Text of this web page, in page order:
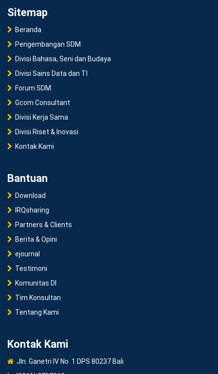
Sitemap
Beranda
Pengembangan SDM
Divisi Bahasa, Seni dan Budaya
Divisi Sains Data dan TI
Forum SDM
Gcom Consultant
Divisi Kerja Sama
Divisi Riset & Inovasi
Kontak Kami
Bantuan
Download
IRQsharing
Partners & Clients
Berita & Opini
ejournal
Testimoni
Komunitas DI
Tim Konsultan
Tentang Kami
Kontak Kami
Jln. Ganetri IV No. 1 DPS 80237 Bali